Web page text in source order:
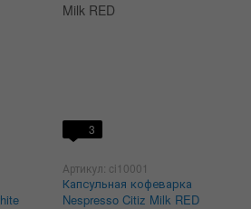
3
Артикул: ci10001
Капсульная кофеварка
Nespresso Citiz Milk RED